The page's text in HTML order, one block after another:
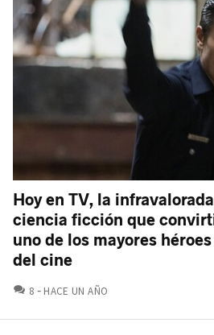
Hoy en TV, la
ciencia ficción que
uno de los mayores
del cine
8 COMENTARIOS
HACE UN AÑO